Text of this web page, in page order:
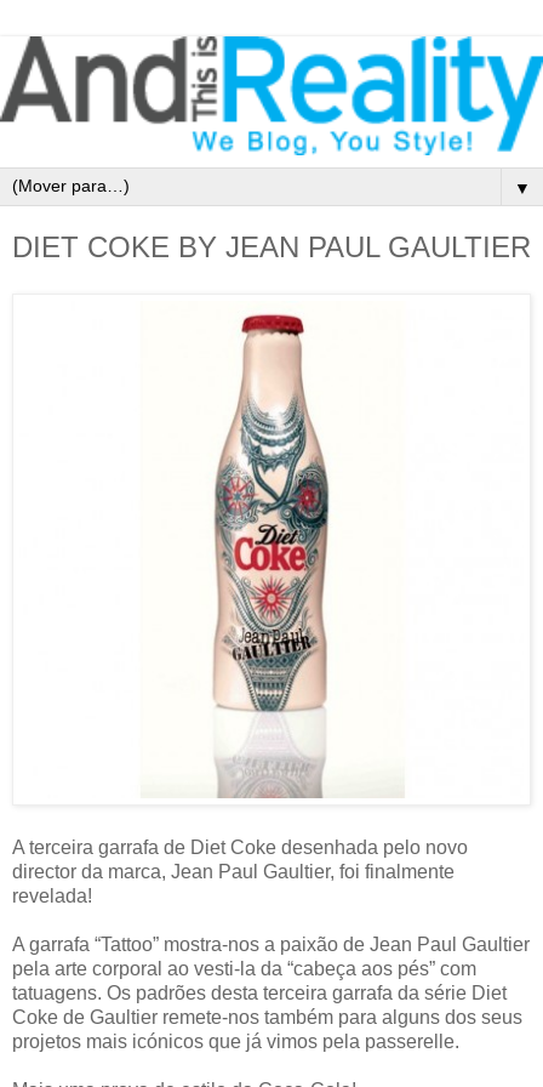
▼
DIET COKE BY JEAN PAUL GAULTIER
A terceira garrafa de Diet Coke desenhada pelo novo
director da marca, Jean Paul Gaultier, foi finalmente
revelada!
A garrafa “Tattoo” mostra-nos a paixão de Jean Paul Gaultier
pela arte corporal ao vesti-la da “cabeça aos pés” com
tatuagens. Os padrões desta terceira garrafa da série Diet
Coke de Gaultier remete-nos também para alguns dos seus
projetos mais icónicos que já vimos pela passerelle.